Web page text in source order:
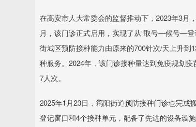
在高安市人大常委会的监督推动下，2023年3月
月，该门诊正式启用，实现了从“取号—候号—
街城区预防接种能力由原来的700针次/天上升
种服务。2024年，该门诊接种量达到免疫规划
7人次。
2025年1月23日，筠阳街道预防接种门诊也完成
登记窗口和4个接种单元，配备了先进的设备设